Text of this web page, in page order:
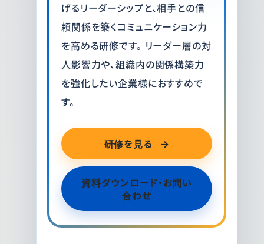
げるリーダーシップと、相手との信
頼関係を築くコミュニケーション力
を高める研修です。 リーダー層の対
人影響力や、組織内の関係構築力
を強化したい企業様におすすめで
す。
研修を見る
資料ダウンロード・お問い
合わせ